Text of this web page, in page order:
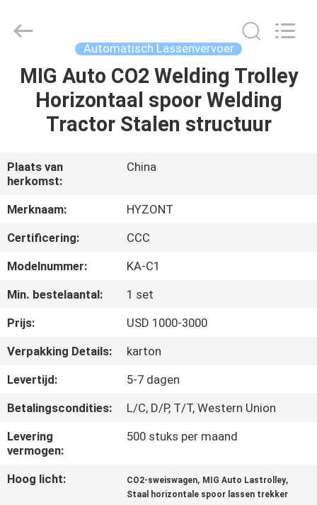
HUIS
PRODUCTEN
VIDEO'S
ONGEVEER
ONS
KWALITEITSCONTROLE
VERZOEK
CITAAT
SITEMAP
Co.,Ltd..
Automatisch Lassenvervoer
MIG Auto CO2 Welding Trolley
Horizontaal spoor Welding
Tractor Stalen structuur
Plaats van
herkomst:
China
Merknaam:
HYZONT
Certificering:
CCC
Modelnummer:
KA-C1
Min. bestelaantal:
1 set
Prijs:
USD 1000-3000
Verpakking Details:
karton
Levertijd:
5-7 dagen
Betalingscondities:
L/C, D/P, T/T, Western Union
Levering
vermogen:
500 stuks per maand
Hoog licht: CO2-sweiswagen, MIG Auto Lastrolley,
Staal horizontale spoor lassen trekker